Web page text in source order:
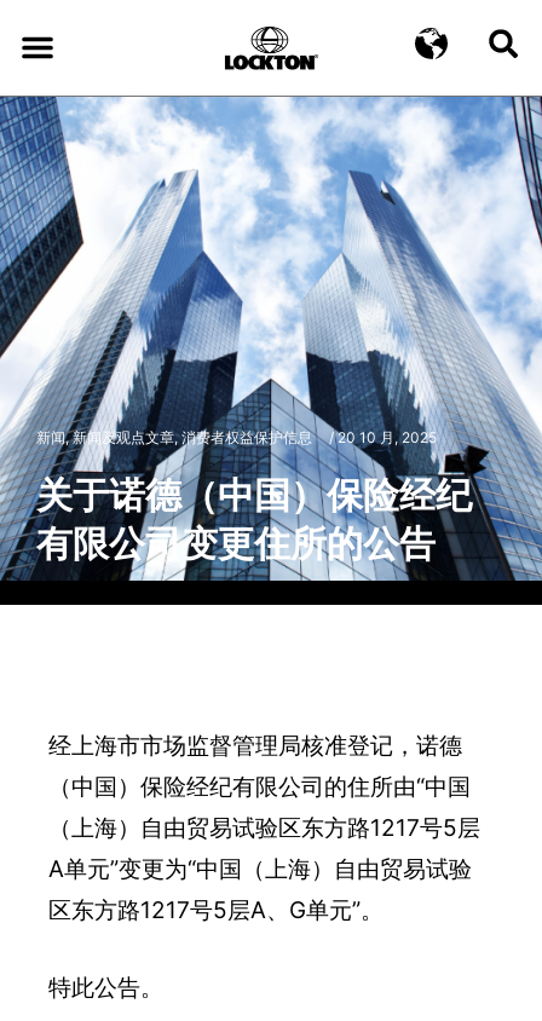
新闻,新闻及观点文章,消费者权益保护信息 / 20 10 月, 2025
关于诺德（中国）保险经纪
有限公司变更住所的公告
经上海市市场监督管理局核准登记，诺德
（中国）保险经纪有限公司的住所由“中国
（上海）自由贸易试验区东方路1217号5层
A单元”变更为“中国（上海）自由贸易试验
区东方路1217号5层A、G单元”。
特此公告。